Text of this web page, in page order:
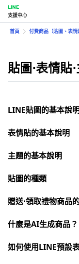
LINE
支援中心
首頁 付費商品（貼圖、表情
貼圖⋅表情貼
LINE貼圖的基本說
表情貼的基本說明
主題的基本說明
貼圖的種類
贈送⋅領取禮物商品
什麼是AI生成商品？
如何使用LINE預設